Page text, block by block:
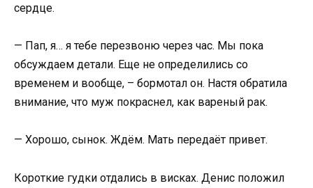
сердце.
— Пап, я… я тебе перезвоню через час. Мы пока
обсуждаем детали. Еще не определились со
временем и вообще, – бормотал он. Настя обратила
внимание, что муж покраснел, как вареный рак.
— Хорошо, сынок. Ждём. Мать передаёт привет.
Короткие гудки отдались в висках. Денис положил